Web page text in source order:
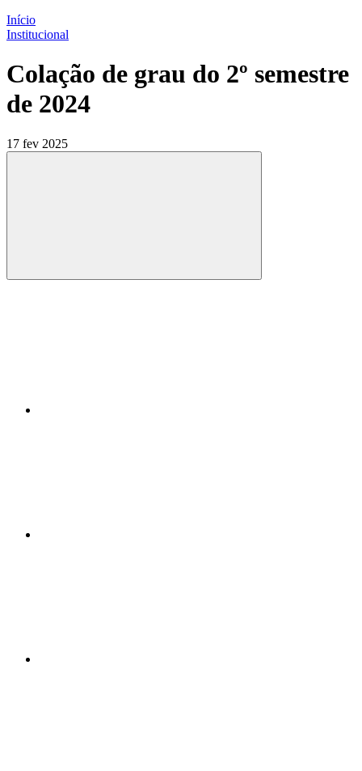
Início
Institucional
Colação de grau do 2º semestre
de 2024
17 fev 2025
Compartilhar